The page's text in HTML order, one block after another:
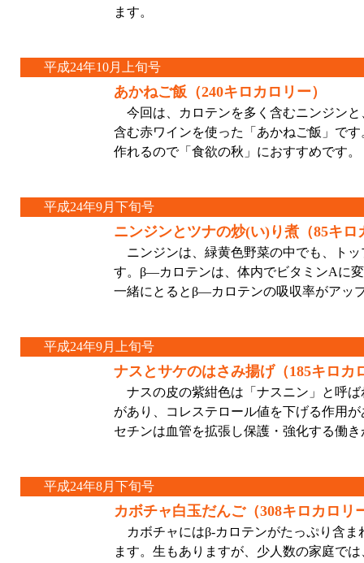
ます。
平成24年10月上旬号
あかねご飯（240キロカロリー）
今回は、カロテンを多く含むニンジン
含む赤ワインを使った「あかねご飯」で
作れるので「食欲の秋」におすすめです。
平成24年9月下旬号
ニンジンとツナの炒(い)り煮（85キロ
ニンジンは、緑黄色野菜の中でも、ト
す。β―カロテンは、体内でビタミンAに
一緒にとるとβ―カロテンの吸収率がアッ
平成24年9月上旬号
ナスとサケのはさみ揚げ（185キロカ
ナスの皮の紫紺色は「ナスニン」と呼
があり、コレステロール値を下げる作用
セチンは血管を拡張し保護・強化する働
平成24年8月下旬号
カボチャ白玉だんご（308キロカロリ
カボチャにはβ-カロテンがたっぷり含ま
ます。生もありますが、少人数の家庭で